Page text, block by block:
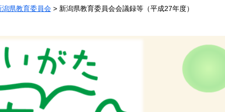
タ
ム
索
潟県教育委員会 > 新潟県教育委員会会議録等（平成27年度）